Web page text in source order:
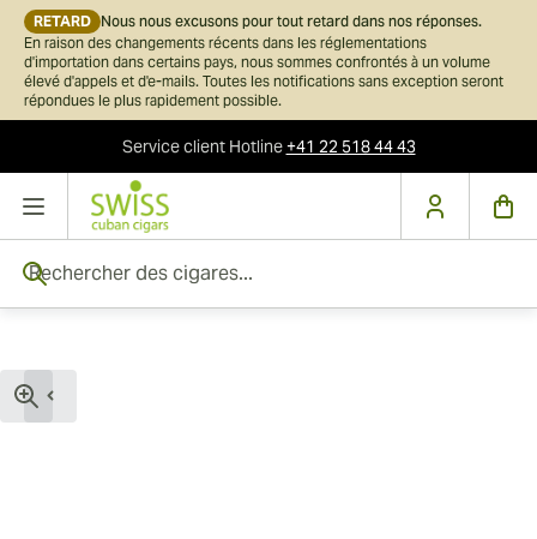
RETARD Nous nous excusons pour tout retard dans nos réponses.
En raison des changements récents dans les réglementations
d'importation dans certains pays, nous sommes confrontés à un volume
élevé d'appels et d'e-mails. Toutes les notifications sans exception seront
répondues le plus rapidement possible.
Service clientHotline+41 22 518 44 43
Skip to Content